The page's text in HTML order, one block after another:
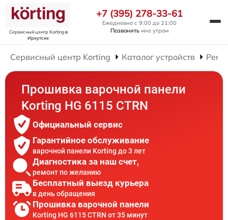
Сервисный центр Kortingв
Иркутске
+7 (395) 278-33-61
Ежедневно с 9:00 до 21:00
Позвонить мне утром
Сервисный центр Korting Каталог устройств
Прошивка варочной панели
Korting HG 6115 CTRN
Официальный сервис
Гарантийное обслуживание
варочной панели Korting до 3 лет
Диагностика за наш счет,
ремонт по желанию
Бесплатный выезд курьера
в день обращения
Прошивка варочной панели
Korting HG 6115 CTRN от 35 минут